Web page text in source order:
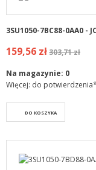
3SU1050-7BC88-0AA0 -
159,56 zł303,71 zł
Na magazynie: 0
Więcej: do potwierdzenia*
DO KOSZYKA